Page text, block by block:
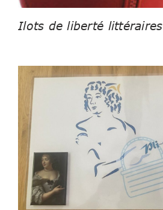
Ilots de liberté littéraires